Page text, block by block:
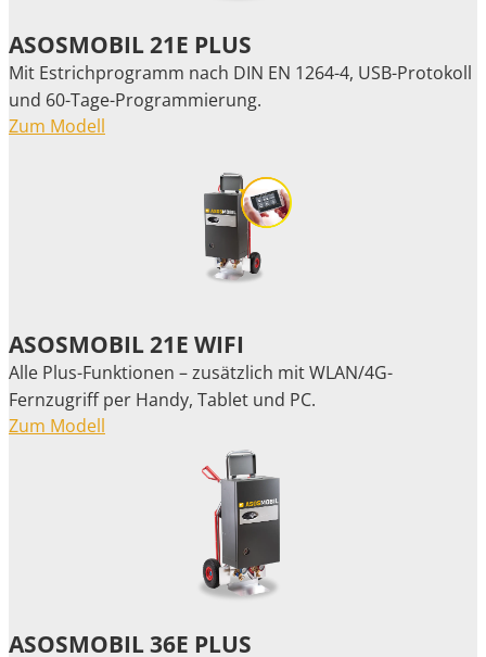
ASOSMOBIL 21E PLUS
Mit Estrichprogramm nach DIN EN 1264-4, USB-Protokoll
und 60-Tage-Programmierung.
Zum Modell
ASOSMOBIL 21E WIFI
Alle Plus-Funktionen – zusätzlich mit WLAN/4G-
Fernzugriff per Handy, Tablet und PC.
Zum Modell
ASOSMOBIL 36E PLUS